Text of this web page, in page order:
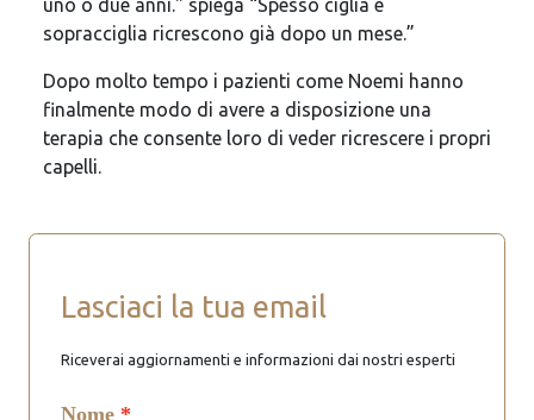
uno o due anni." spiega “Spesso ciglia e
sopracciglia ricrescono già dopo un mese.”
Dopo molto tempo i pazienti come Noemi hanno
finalmente modo di avere a disposizione una
terapia che consente loro di veder ricrescere i propri
capelli.
Lasciaci la tua email
Riceverai aggiornamenti e informazioni dai nostri esperti